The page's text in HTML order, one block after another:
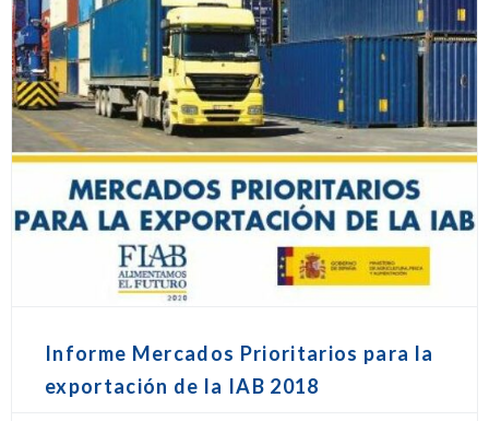
Informe Mercados Prioritarios para la
exportación de la IAB 2018